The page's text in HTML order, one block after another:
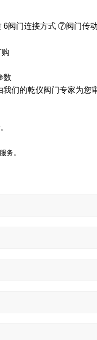
6阀门连接方式 ⑦阀门传
数
们的乾仪阀门专家为您
务。